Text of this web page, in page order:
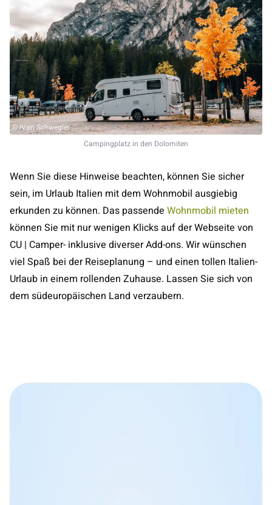
© IVan Schwegler
Campingplatz in den Dolomiten
Wenn Sie diese Hinweise beachten, können Sie sicher
sein, im Urlaub Italien mit dem Wohnmobil ausgiebig
erkunden zu können. Das passende Wohnmobil mieten
können Sie mit nur wenigen Klicks auf der Webseite von
CU | Camper- inklusive diverser Add-ons. Wir wünschen
viel Spaß bei der Reiseplanung – und einen tollen Italien-
Urlaub in einem rollenden Zuhause. Lassen Sie sich von
dem südeuropäischen Land verzaubern.